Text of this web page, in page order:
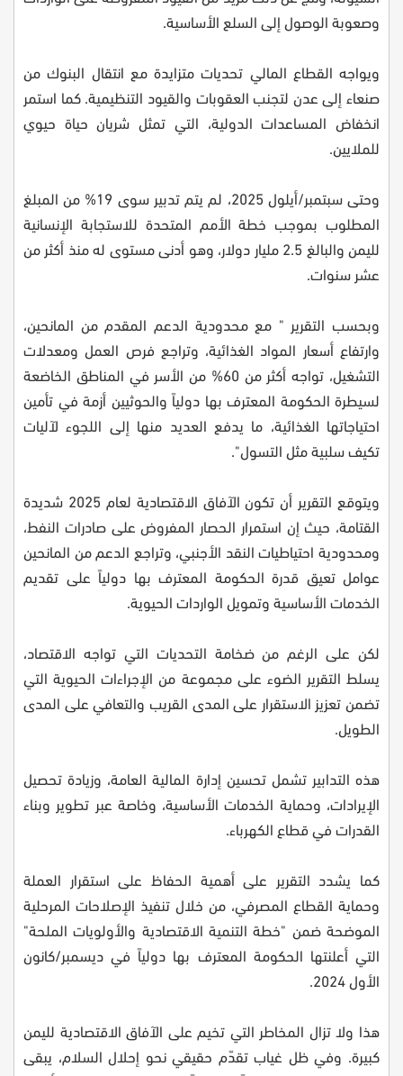
وصعوبة الوصول إلى السلع الأساسية.
ويواجه القطاع المالي تحديات متزايدة مع انتقال البنوك من
صنعاء إلى عدن لتجنب العقوبات والقيود التنظيمية. كما استمر
انخفاض المساعدات الدولية، التي تمثل شريان حياة حيوي
للملايين.
وحتى سبتمبر/أيلول 2025، لم يتم تدبير سوى 19% من المبلغ
المطلوب بموجب خطة الأمم المتحدة للاستجابة الإنسانية
لليمن والبالغ 2.5 مليار دولار، وهو أدنى مستوى له منذ أكثر من
عشر سنوات.
وبحسب التقرير " مع محدودية الدعم المقدم من المانحين،
وارتفاع أسعار المواد الغذائية، وتراجع فرص العمل ومعدلات
التشغيل، تواجه أكثر من 60% من الأسر في المناطق الخاضعة
لسيطرة الحكومة المعترف بها دولياً والحوثيين أزمة في تأمين
احتياجاتها الغذائية، ما يدفع العديد منها إلى اللجوء لآليات
تكيف سلبية مثل التسول".
ويتوقع التقرير أن تكون الآفاق الاقتصادية لعام 2025 شديدة
القتامة، حيث إن استمرار الحصار المفروض على صادرات النفط،
ومحدودية احتياطيات النقد الأجنبي، وتراجع الدعم من المانحين
عوامل تعيق قدرة الحكومة المعترف بها دولياً على تقديم
الخدمات الأساسية وتمويل الواردات الحيوية.
لكن على الرغم من ضخامة التحديات التي تواجه الاقتصاد،
يسلط التقرير الضوء على مجموعة من الإجراءات الحيوية التي
تضمن تعزيز الاستقرار على المدى القريب والتعافي على المدى
الطويل.
هذه التدابير تشمل تحسين إدارة المالية العامة، وزيادة تحصيل
الإيرادات، وحماية الخدمات الأساسية، وخاصة عبر تطوير وبناء
القدرات في قطاع الكهرباء.
كما يشدد التقرير على أهمية الحفاظ على استقرار العملة
وحماية القطاع المصرفي، من خلال تنفيذ الإصلاحات المرحلية
الموضحة ضمن "خطة التنمية الاقتصادية والأولويات الملحة"
التي أعلنتها الحكومة المعترف بها دولياً في ديسمبر/كانون
الأول 2024.
هذا ولا تزال المخاطر التي تخيم على الآفاق الاقتصادية لليمن
كبيرة. وفي ظل غياب تقدّم حقيقي نحو إحلال السلام، يبقى